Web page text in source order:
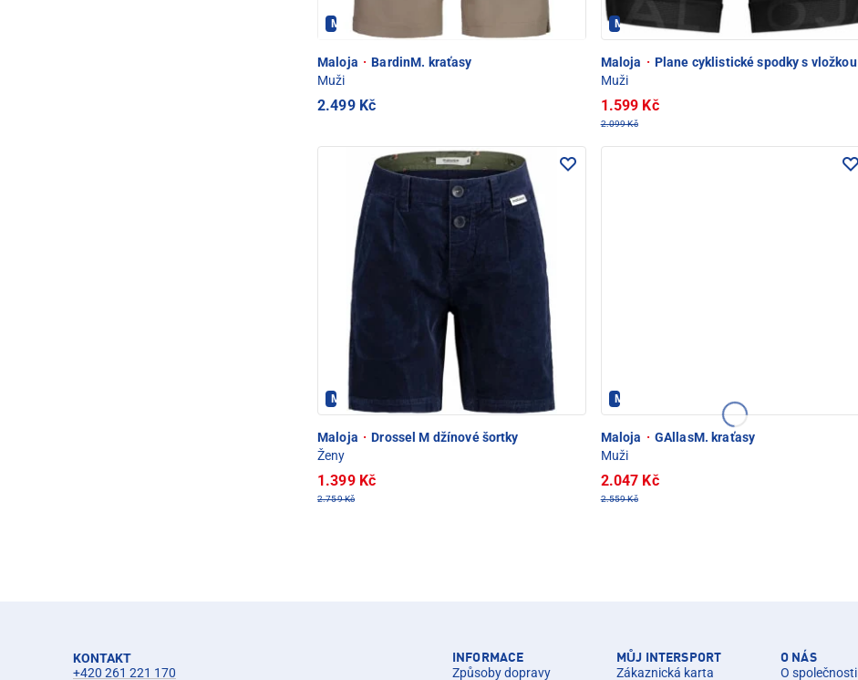
Maloja - PEC POD SNĚŽKOU
Maloja · BardinM. kraťasy
Muži
2.499 Kč
Maloja - PEC POD SNĚŽKOU
Maloja · Plane cyklistické spodky s vložkou
Muži
1.599 Kč
2.099 Kč
Maloja - PEC POD SNĚŽKOU
Maloja · Drossel M džínové šortky
Ženy
1.399 Kč
2.759 Kč
Maloja - PEC POD SNĚŽKOU
Maloja · GAllasM. kraťasy
Muži
2.047 Kč
2.559 Kč
KONTAKT
+420 261 221 170
INFORMACE
Způsoby dopravy
MŮJ INTERSPORT
Zákaznická karta
O NÁS
O společnosti